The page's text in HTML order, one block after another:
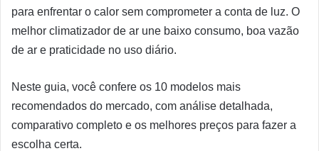
para enfrentar o calor sem comprometer a conta de luz. O
melhor climatizador de ar une baixo consumo, boa vazão
de ar e praticidade no uso diário.
Neste guia, você confere os 10 modelos mais
recomendados do mercado, com análise detalhada,
comparativo completo e os melhores preços para fazer a
escolha certa.